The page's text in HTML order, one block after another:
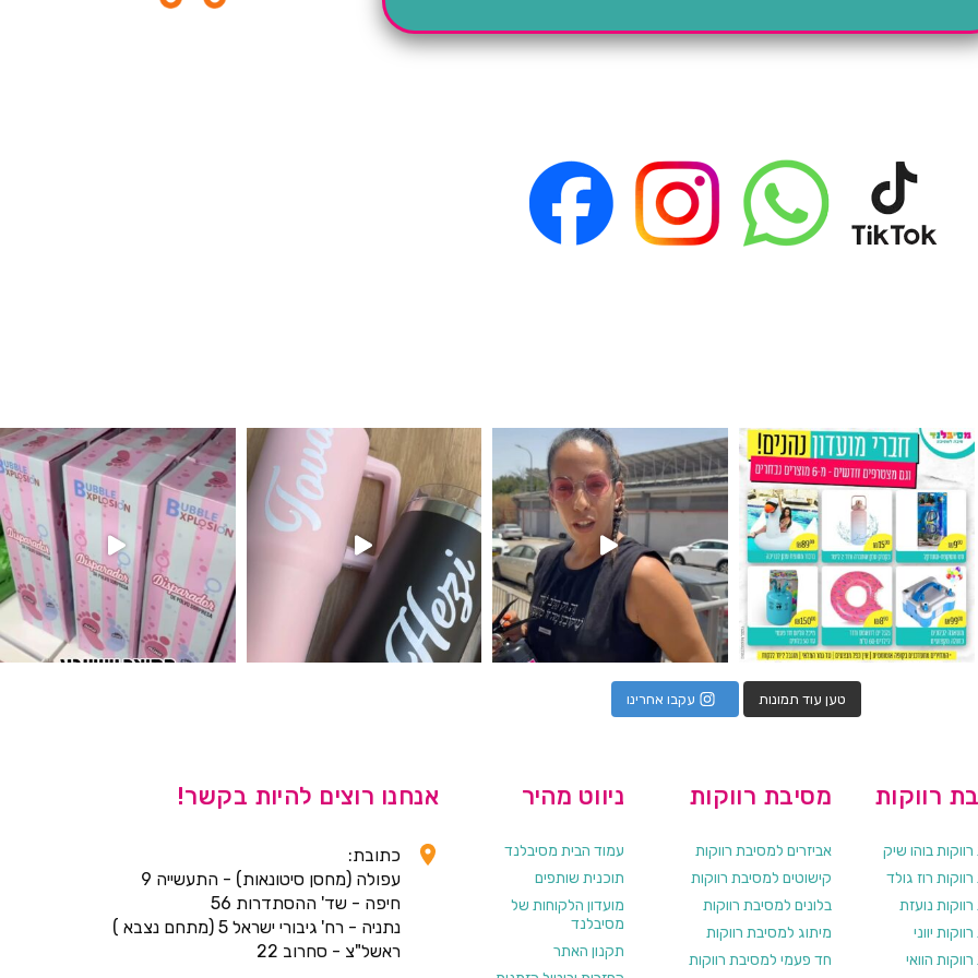
מין העובר רק במסיבלנד !! קיים
כוס נירוסטה ענקית שכול אחד צריך! קיימת באתר ובסניהמוצר הכי מבוקש שלנו מטף לגילוי מין העובר חזר למלא
טען עוד תמונות עקבו אחרינו
אנחנו רוצים להיות בקשר!
כתובת:
עפולה (מחסן סיטונאות) - התעשייה 9
חיפה - שד' ההסתדרות 56
נתניה - רח' גיבורי ישראל 5 (מתחם נצבא )
ראשל"צ - סחרוב 22
ניווט מהיר
עמוד הבית מסיבלנד
תוכנית שותפים
מועדון הלקוחות של
מסיבלנד
תקנון האתר
מסיבת רווקות
אביזרים למסיבת רווקות
קישוטים למסיבת רווקות
בלונים למסיבת רווקות
מיתוג למסיבת רווקות
חד פעמי למסיבת רווקות
רווקות
בוהו שיק
רוז גולד
נועזת
יווני
הוואי